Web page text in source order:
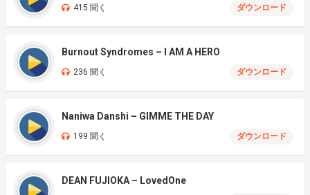
415 聞く ダウンロード
Burnout Syndromes – I AM A HERO
236 聞く ダウンロード
Naniwa Danshi – GIMME THE DAY
199 聞く ダウンロード
DEAN FUJIOKA – LovedOne